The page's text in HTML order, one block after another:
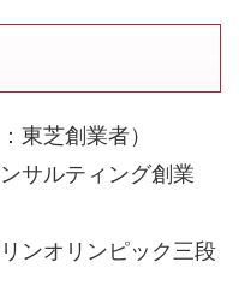
東芝創業者）
サルティング創業
ンオリンピック三段